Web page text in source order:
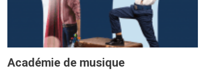
Académie de musique